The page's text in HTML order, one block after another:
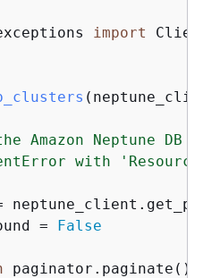
import
( neptune_client
Amazon Neptune DB
with
=
False
paginator.paginate():